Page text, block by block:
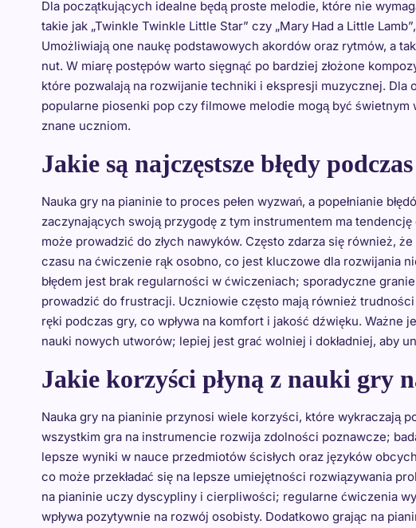
Dla początkujących idealne będą proste melodie, które nie
takie jak „Twinkle Twinkle Little Star” czy „Mary Had a Little
Umożliwiają one naukę podstawowych akordów oraz rytmów, a
nut. W miarę postępów warto sięgnąć po bardziej złożone
które pozwalają na rozwijanie techniki i ekspresji muzycznej.
popularne piosenki pop czy filmowe melodie mogą być świetnym
znane uczniom.
Jakie są najczęstsze błędy
Nauka gry na pianinie to proces pełen wyzwań, a popełnianie
zaczynających swoją przygodę z tym instrumentem ma
może prowadzić do złych nawyków. Często zdarza się również,
czasu na ćwiczenie rąk osobno, co jest kluczowe dla rozwijania
błędem jest brak regularności w ćwiczeniach; sporadyczne
prowadzić do frustracji. Uczniowie często mają również
ręki podczas gry, co wpływa na komfort i jakość dźwięku. Ważne
nauki nowych utworów; lepiej jest grać wolniej i dokładniej, aby
Jakie korzyści płyną z nauki gry
Nauka gry na pianinie przynosi wiele korzyści, które wykraczają
wszystkim gra na instrumencie rozwija zdolności poznawcze;
lepsze wyniki w nauce przedmiotów ścisłych oraz języków
co może przekładać się na lepsze umiejętności rozwiązywania
na pianinie uczy dyscypliny i cierpliwości; regularne ćwiczenia
wpływa pozytywnie na rozwój osobisty. Dodatkowo grając na